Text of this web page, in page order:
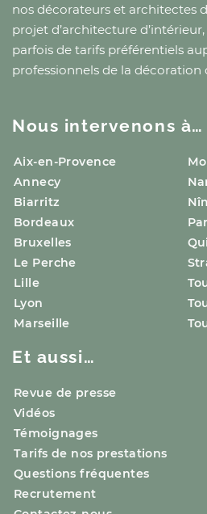
nos décorateurs et architectes
projet d’architecture
parfois de tarifs préférentiels
professionnels de la décoration
Nous intervenons à…
Aix-en-Provence
Annecy
Biarritz
Bordeaux
Bruxelles
Le Perche
Lille
Lyon
Marseille
Et aussi…
Revue de presse
Vidéos
Témoignages
Tarifs de nos prestations
Questions fréquentes
Recrutement